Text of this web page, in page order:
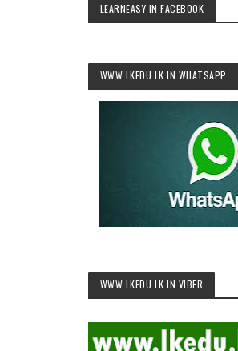
LEARNEASY IN FACEBOOK
WWW.LKEDU.LK IN WHATSAPP
WWW.LKEDU.LK IN VIBER